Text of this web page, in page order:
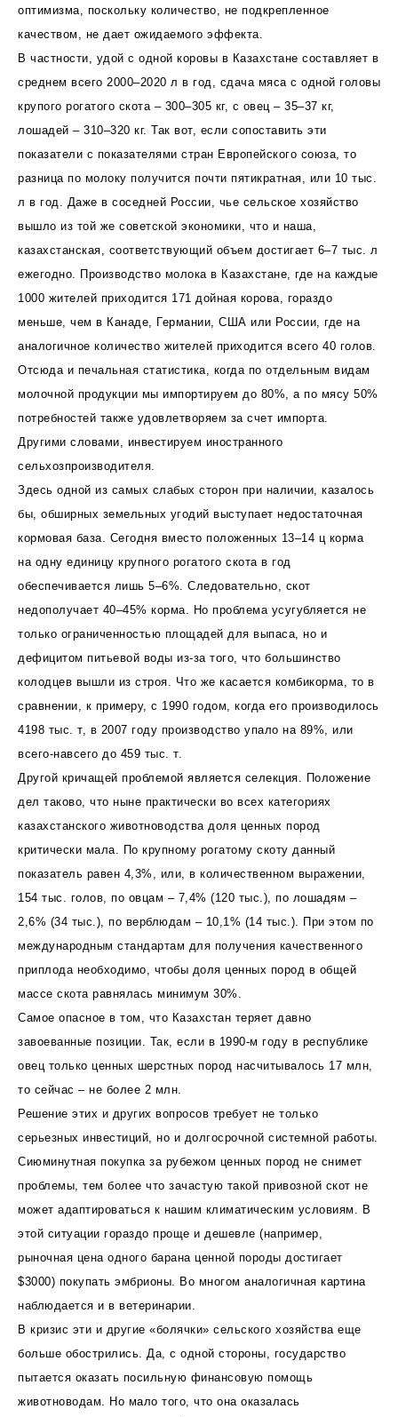
оптимизма, поскольку количество, не подкрепленное
качеством, не дает ожидаемого эффекта.
В частности, удой с одной коровы в Казахстане составляет в
среднем всего 2000–2020 л в год, сдача мяса с одной головы
крупого рогатого скота – 300–305 кг, с овец – 35–37 кг,
лошадей – 310–320 кг. Так вот, если сопоставить эти
показатели с показателями стран Европейского союза, то
разница по молоку получится почти пятикратная, или 10 тыс.
л в год. Даже в соседней России, чье сельское хозяйство
вышло из той же советской экономики, что и наша,
казахстанская, соответствующий объем достигает 6–7 тыс. л
ежегодно. Производство молока в Казахстане, где на каждые
1000 жителей приходится 171 дойная корова, гораздо
меньше, чем в Канаде, Германии, США или России, где на
аналогичное количество жителей приходится всего 40 голов.
Отсюда и печальная статистика, когда по отдельным видам
молочной продукции мы импортируем до 80%, а по мясу 50%
потребностей также удовлетворяем за счет импорта.
Другими словами, инвестируем иностранного
сельхозпроизводителя.
Здесь одной из самых слабых сторон при наличии, казалось
бы, обширных земельных угодий выступает недостаточная
кормовая база. Сегодня вместо положенных 13–14 ц корма
на одну единицу крупного рогатого скота в год
обеспечивается лишь 5–6%. Следовательно, скот
недополучает 40–45% корма. Но проблема усугубляется не
только ограниченностью площадей для выпаса, но и
дефицитом питьевой воды из-за того, что большинство
колодцев вышли из строя. Что же касается комбикорма, то в
сравнении, к примеру, с 1990 годом, когда его производилось
4198 тыс. т, в 2007 году производство упало на 89%, или
всего-навсего до 459 тыс. т.
Другой кричащей проблемой является селекция. Положение
дел таково, что ныне практически во всех категориях
казахстанского животноводства доля ценных пород
критически мала. По крупному рогатому скоту данный
показатель равен 4,3%, или, в количественном выражении,
154 тыс. голов, по овцам – 7,4% (120 тыс.), по лошадям –
2,6% (34 тыс.), по верблюдам – 10,1% (14 тыс.). При этом по
международным стандартам для получения качественного
приплода необходимо, чтобы доля ценных пород в общей
массе скота равнялась минимум 30%.
Самое опасное в том, что Казахстан теряет давно
завоеванные позиции. Так, если в 1990-м году в республике
овец только ценных шерстных пород насчитывалось 17 млн,
то сейчас – не более 2 млн.
Решение этих и других вопросов требует не только
серьезных инвестиций, но и долгосрочной системной работы.
Сиюминутная покупка за рубежом ценных пород не снимет
проблемы, тем более что зачастую такой привозной скот не
может адаптироваться к нашим климатическим условиям. В
этой ситуации гораздо проще и дешевле (например,
рыночная цена одного барана ценной породы достигает
$3000) покупать эмбрионы. Во многом аналогичная картина
наблюдается и в ветеринарии.
В кризис эти и другие «болячки» сельского хозяйства еще
больше обострились. Да, с одной стороны, государство
пытается оказать посильную финансовую помощь
животноводам. Но мало того, что она оказалась